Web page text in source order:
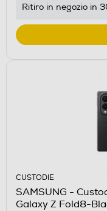
Ritiro in negozio in
CUSTODIE
SAMSUNG -
Galaxy Z Fold8-